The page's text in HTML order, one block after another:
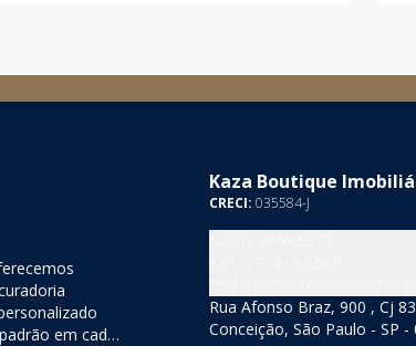
em cada
Kaza Boutique
CRECI: 035584-J
Rua Afonso Braz, 900 , Cj
Conceição, São Paulo - SP -